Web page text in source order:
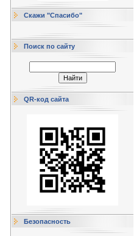
Скажи "Спасибо"
Поиск по сайту
QR-код сайта
Безопасность